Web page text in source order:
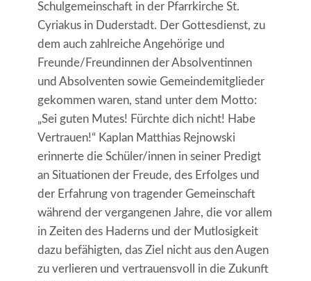
Schulgemeinschaft in der Pfarrkirche St.
Cyriakus in Duderstadt. Der Gottesdienst, zu
dem auch zahlreiche Angehörige und
Freunde/Freundinnen der Absolventinnen
und Absolventen sowie Gemeindemitglieder
gekommen waren, stand unter dem Motto:
„Sei guten Mutes! Fürchte dich nicht! Habe
Vertrauen!“ Kaplan Matthias Rejnowski
erinnerte die Schüler/innen in seiner Predigt
an Situationen der Freude, des Erfolges und
der Erfahrung von tragender Gemeinschaft
während der vergangenen Jahre, die vor allem
in Zeiten des Haderns und der Mutlosigkeit
dazu befähigten, das Ziel nicht aus den Augen
zu verlieren und vertrauensvoll in die Zukunft